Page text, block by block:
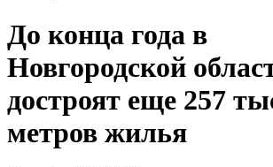
До конца года в
Новгородской
достроят еще 257
метров жилья